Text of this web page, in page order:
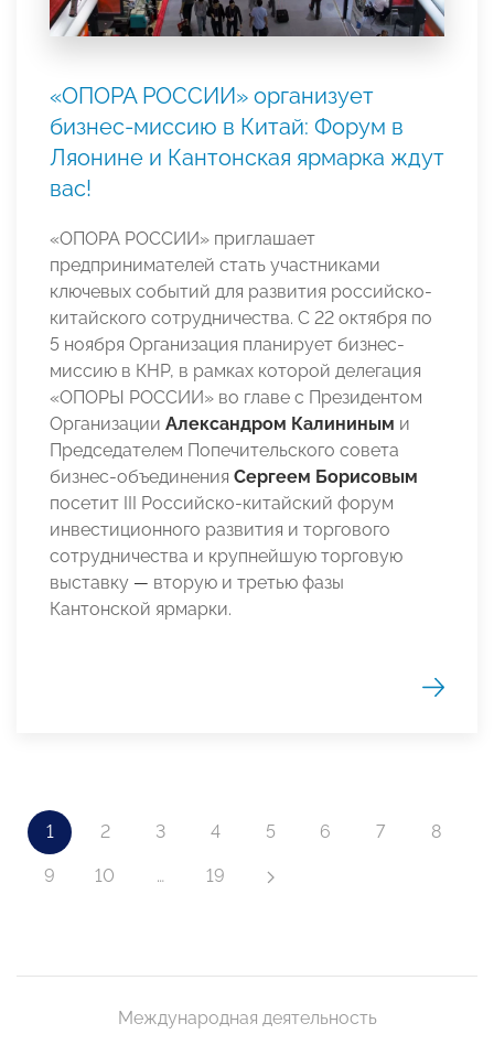
«ОПОРА РОССИИ» организует
бизнес-миссию в Китай: Форум в
Ляонине и Кантонская ярмарка ждут
вас!
«ОПОРА РОССИИ» приглашает
предпринимателей стать участниками
ключевых событий для развития российско-
китайского сотрудничества. С 22 октября по
5 ноября Организация планирует бизнес-
миссию в КНР, в рамках которой делегация
«ОПОРЫ РОССИИ» во главе с Президентом
Организации Александром Калининым и
Председателем Попечительского совета
бизнес-объединения Сергеем Борисовым
посетит III Российско-китайский форум
инвестиционного развития и торгового
сотрудничества и крупнейшую торговую
выставку — вторую и третью фазы
Кантонской ярмарки.
1 2 3 4 5 6 7 8
9 10 … 19
Международная деятельность